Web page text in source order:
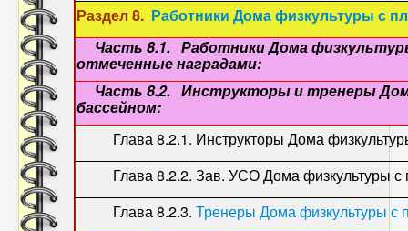
Раздел 8. Работники Дома физкультуры с
Часть 8.1. Работники Дома
отмеченные наградами:
Часть 8.2. Инструкторы и тренеры
бассейном:
Глава 8.2.1. Инструкторы Дома
Глава 8.2.2. Зав. УСО Дома физкультуры с
Глава 8.2.3. Тренеры Дома физкультуры с